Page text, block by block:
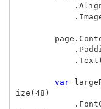
.
.
page .
.
. Text (
var
ize ( 48 )
.